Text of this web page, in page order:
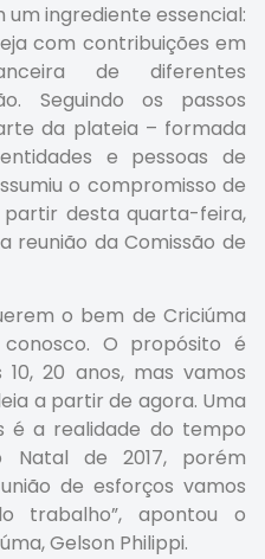
ingrediente essencial:
com contribuições em
de diferentes
Seguindo os passos
da plateia – formada
e pessoas de
o compromisso de
desta quarta-feira,
reunião da Comissão de
o bem de Criciúma
O propósito é
20 anos, mas vamos
a partir de agora. Uma
é a realidade do tempo
de 2017, porém
de esforços vamos
trabalho”, apontou o
Gelson Philippi.